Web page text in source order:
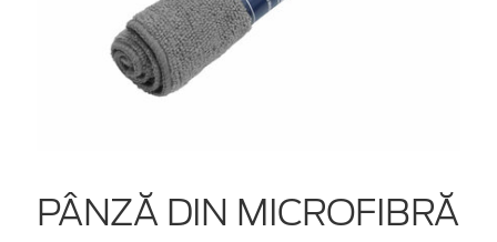
PÂNZĂ DIN MICROFIBRĂ